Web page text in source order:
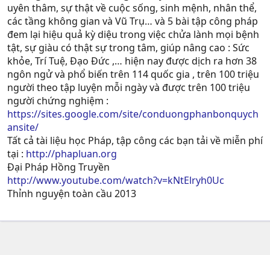
uyên thâm, sự thật về cuộc sống, sinh mệnh, nhân thể,
các tầng không gian và Vũ Trụ… và 5 bài tập công pháp
đem lại hiệu quả kỳ diệu trong việc chửa lành mọi bệnh
tật, sự giàu có thật sự trong tâm, giúp nâng cao : Sức
khỏe, Trí Tuệ, Ðạo Ðức ,… hiện nay được dịch ra hơn 38
ngôn ngử và phổ biến trên 114 quốc gia , trên 100 triệu
người theo tập luyện mỗi ngày và được trên 100 triệu
người chứng nghiệm :
https://sites.google.com/site/conduongphanbonquych
ansite/
Tất cả tài liệu học Pháp, tập công các bạn tải về miễn phí
tại : http://phapluan.org
Đại Pháp Hồng Truyền
http://www.youtube.com/watch?v=kNtElryh0Uc
Thỉnh nguyện toàn cầu 2013